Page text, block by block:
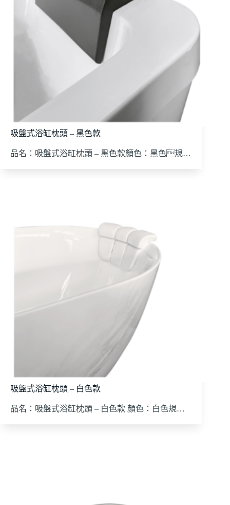
吸盤式浴缸枕頭 – 黑色款
品名：吸盤式浴缸枕頭 – 黑色款顏色：黑色規…
吸盤式浴缸枕頭 – 白色款
品名：吸盤式浴缸枕頭 – 白色款 顏色：白色規…